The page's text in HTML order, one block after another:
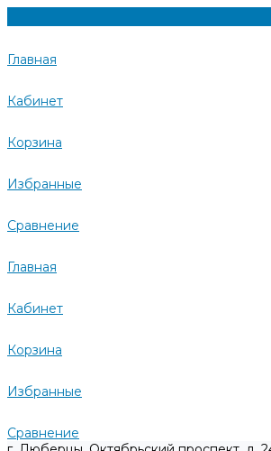
Главная
Кабинет
Корзина
Избранные
Сравнение
Главная
Кабинет
Корзина
Избранные
Сравнение